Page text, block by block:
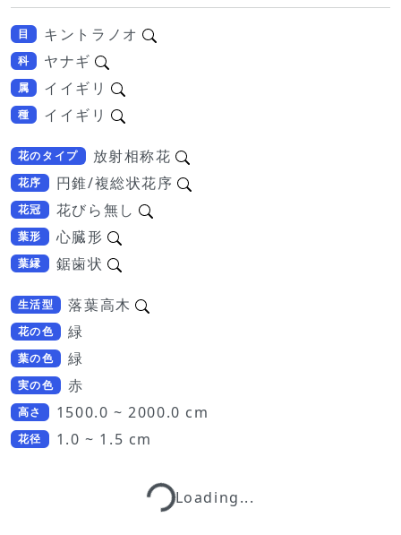
目 キントラノオ
科 ヤナギ
属 イイギリ
種 イイギリ
花のタイプ 放射相称花
花序 円錐/複総状花序
花冠 花びら無し
葉形 心臓形
葉縁 鋸歯状
生活型 落葉高木
花の色 緑
葉の色 緑
実の色 赤
高さ 1500.0 ~ 2000.0 cm
花径 1.0 ~ 1.5 cm
Loading...
Loading...